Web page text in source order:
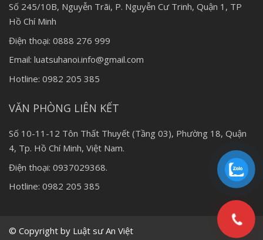
Số 245/10B, Nguyễn Trãi, P. Nguyễn Cư Trinh, Quận 1, TP
Hồ Chí Minh
Điện thoại: 0888 276 999
Email: luatsuhanoi.info@gmail.com
Hotline: 0982 205 385
VĂN PHÒNG LIÊN KẾT
Số 10-11-12 Tôn Thất Thuyết (Tầng 03), Phường 18, Quận
4, Tp. Hồ Chí Minh, Việt Nam.
Điện thoại: 0937029368.
Hotline: 0982 205 385
© Copyright by Luật sư An Việt